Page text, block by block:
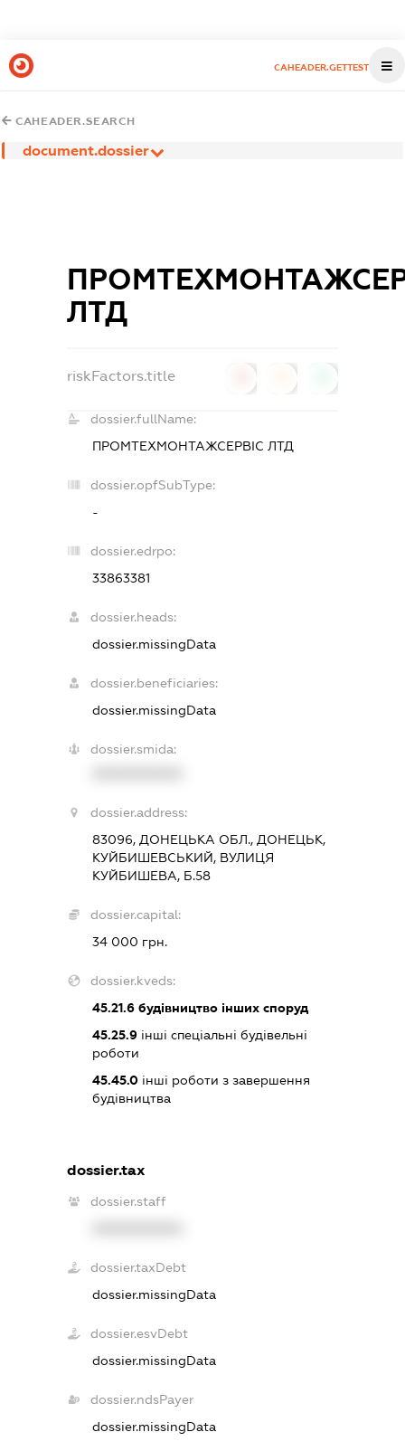
CAHEADER.GETTEST
CAHEADER.SEARCH
document.dossier
ЛТД
riskFactors.title
dossier.fullName:
ПРОМТЕХМОНТАЖСЕРВІС ЛТД
dossier.opfSubType:
-
dossier.edrpo:
33863381
dossier.heads:
dossier.missingData
dossier.beneficiaries:
dossier.missingData
dossier.smida:
dossier.address:
83096, ДОНЕЦЬКА ОБЛ., ДОНЕЦЬК,
КУЙБИШЕВСЬКИЙ, ВУЛИЦЯ
КУЙБИШЕВА, Б.58
dossier.capital:
34 000 грн.
dossier.kveds:
45.21.6будівництво інших споруд
45.25.9інші спеціальні будівельні
роботи
45.45.0інші роботи з завершення
будівництва
dossier.tax
dossier.staff
dossier.taxDebt
dossier.missingData
dossier.esvDebt
dossier.missingData
dossier.ndsPayer
dossier.missingData